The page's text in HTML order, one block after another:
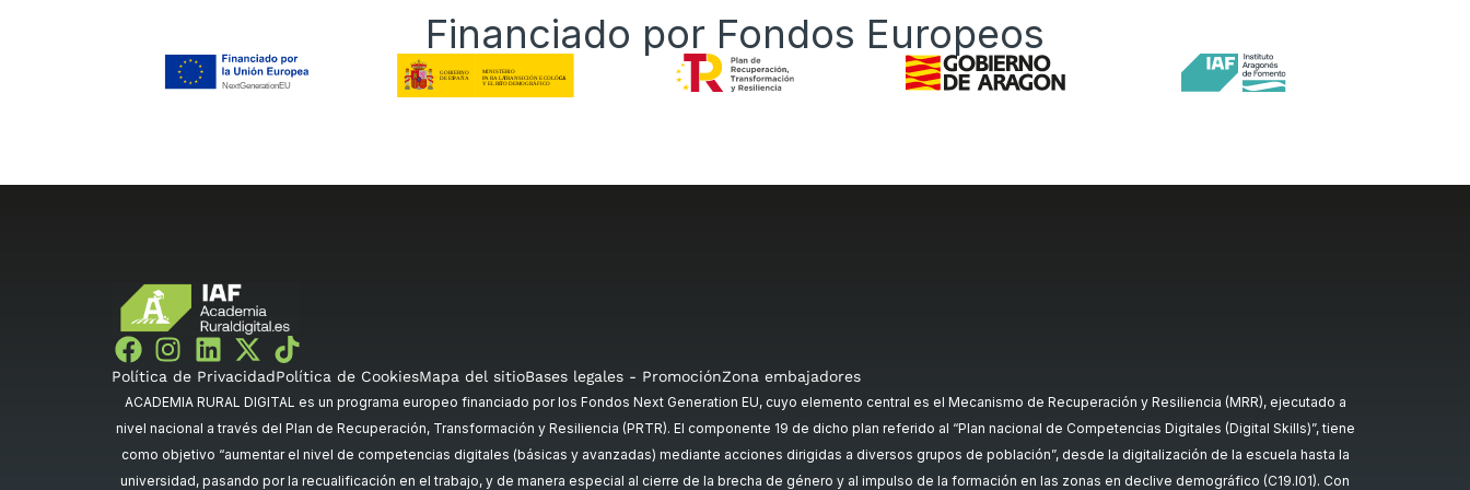
Financiado por Fondos Europeos
Política de PrivacidadPolítica de CookiesMapa del sitioBases legales - PromociónZona embajadores
ACADEMIA RURAL DIGITAL es un programa europeo financiado por los Fondos Next Generation EU, cuyo elemento central es el Mecanismo de Recuperación y Resiliencia (MRR), ejecutado a
nivel nacional a través del Plan de Recuperación, Transformación y Resiliencia (PRTR). El componente 19 de dicho plan referido al “Plan nacional de Competencias Digitales (Digital Skills)”, tiene
como objetivo “aumentar el nivel de competencias digitales (básicas y avanzadas) mediante acciones dirigidas a diversos grupos de población”, desde la digitalización de la escuela hasta la
universidad, pasando por la recualificación en el trabajo, y de manera especial al cierre de la brecha de género y al impulso de la formación en las zonas en declive demográfico (C19.I01). Con